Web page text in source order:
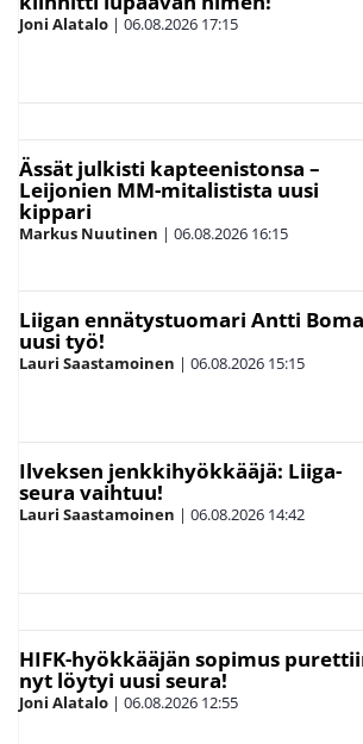
Joni Alatalo | 06.08.2026 17:15
Ässät julkisti kapteenistonsa –
Leijonien MM-mitalistista uusi
kippari
Markus Nuutinen | 06.08.2026 16:15
Liigan ennätystuomari Antti
uusi työ!
Lauri Saastamoinen | 06.08.2026 15:15
Ilveksen jenkkihyökkääjä: Liiga-
seura vaihtuu!
Lauri Saastamoinen | 06.08.2026 14:42
HIFK-hyökkääjän sopimus
nyt löytyi uusi seura!
Joni Alatalo | 06.08.2026 12:55